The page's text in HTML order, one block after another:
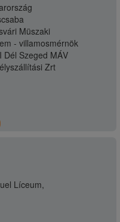
Müszaki
- villamosmérnök
Dél Szeged MÁV
Zrt
Líceum,